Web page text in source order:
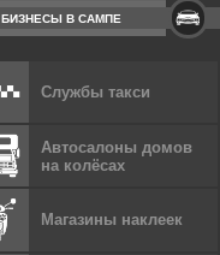
БИЗНЕСЫ В САМПЕ
Службы такси
Автосалоны домов
на колёсах
Магазины наклеек